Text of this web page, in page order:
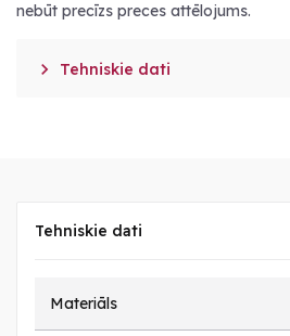
nebūt precīzs preces attēlojums.
 Tehniskie dati
Tehniskie dati
Materiāls